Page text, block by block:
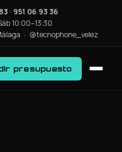
· 951 06 93 36
10:00–13:30
· @tecnophone_velez
presupuesto